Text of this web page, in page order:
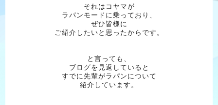
それはコヤマが
ラパンモードに乗っており、
ぜひ皆様に
ご紹介したいと思ったからです。
と言っても、
ブログを見返していると
すでに先輩がラパンについて
紹介しています。